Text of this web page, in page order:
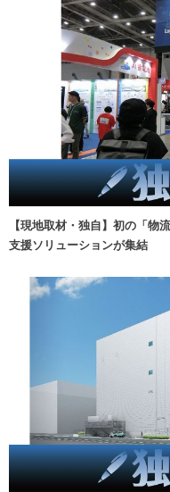
【現地取材・独自】初の「物
支援ソリューションが集結